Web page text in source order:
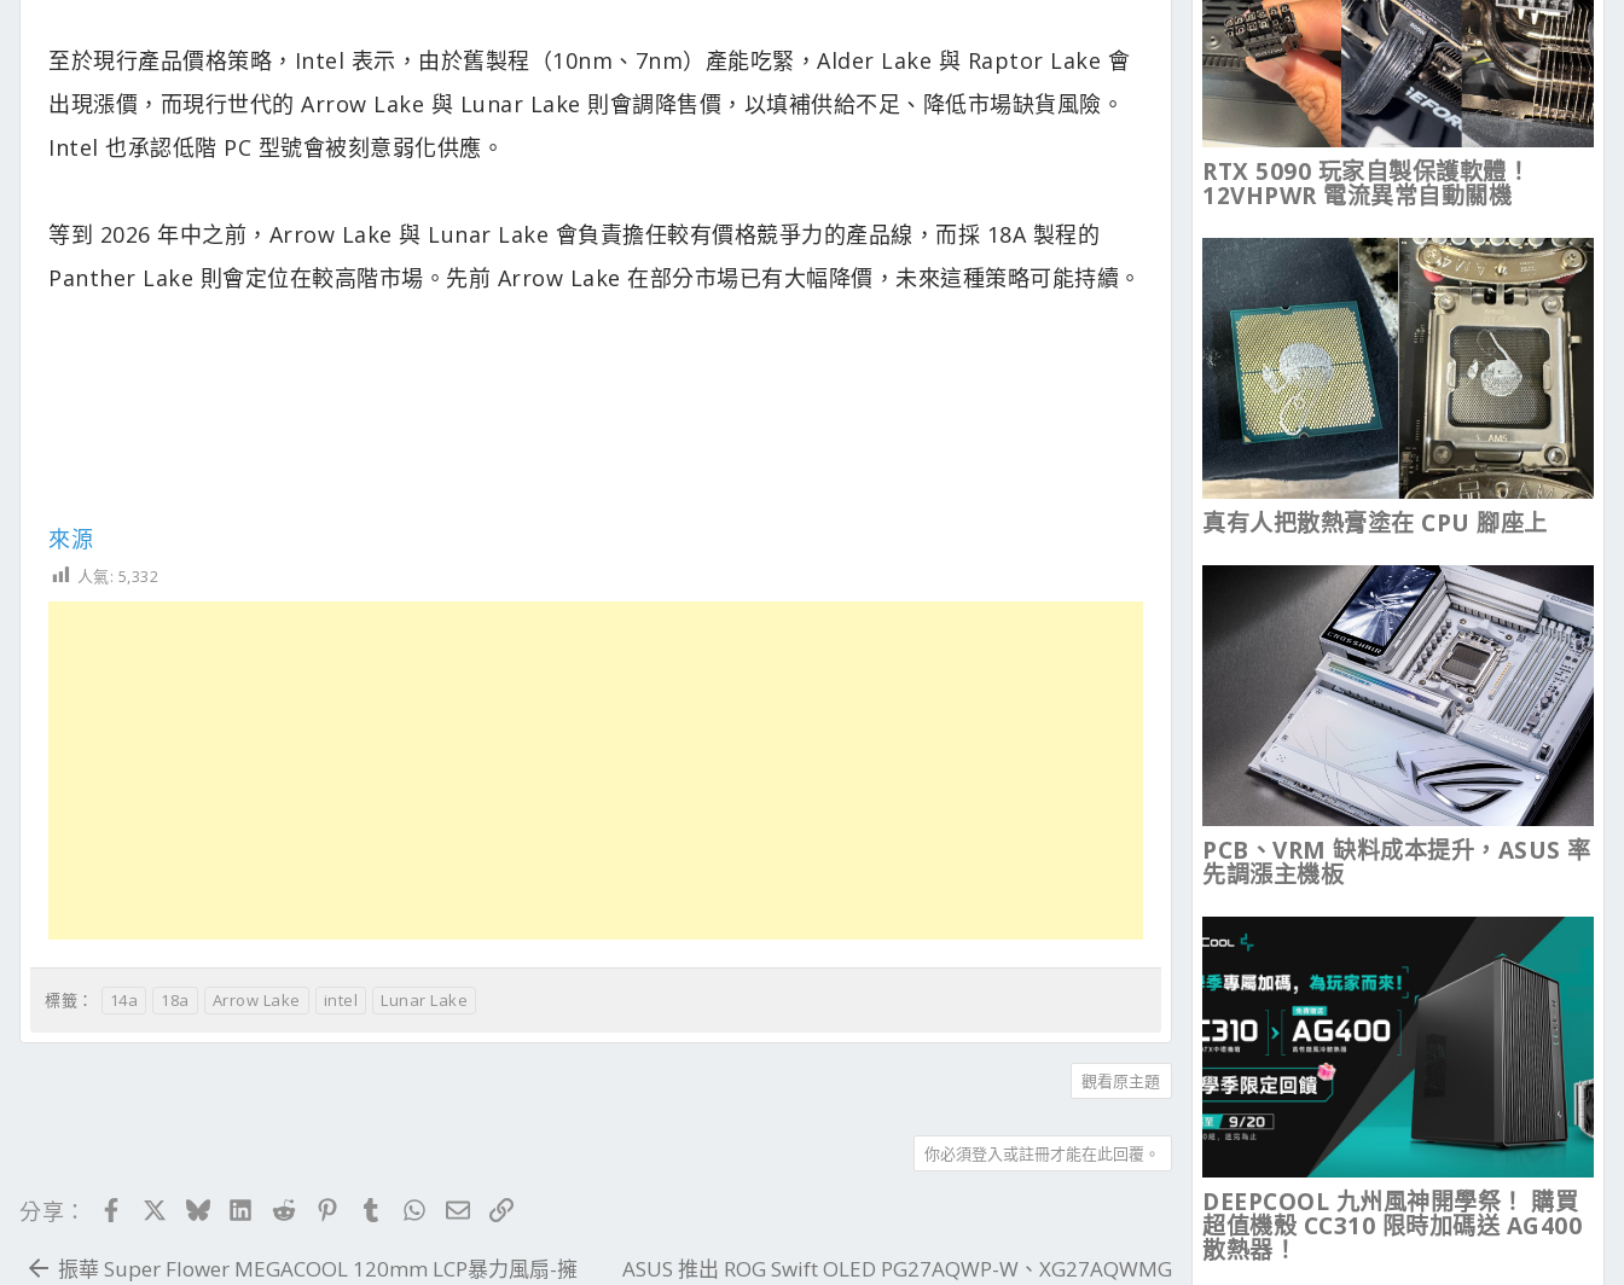
至於現行產品價格策略，Intel 表示，由於舊製程（10nm、7nm）產能吃緊，Alder Lake 與 Raptor Lake 會
出現漲價，而現行世代的 Arrow Lake 與 Lunar Lake 則會調降售價，以填補供給不足、降低市場缺貨風險。
Intel 也承認低階 PC 型號會被刻意弱化供應。
等到 2026 年中之前，Arrow Lake 與 Lunar Lake 會負責擔任較有價格競爭力的產品線，而採 18A 製程的
Panther Lake 則會定位在較高階市場。先前 Arrow Lake 在部分市場已有大幅降價，未來這種策略可能持續。
來源
人氣: 5,332
標籤： 14a 18a Arrow Lake intel Lunar Lake
觀看原主題
你必須登入或註冊才能在此回覆。
分享： FacebookBlueskyLinkedIn
RedditPinterestTumblrWhatsApp
電子郵件
連結
振華 Super Flower MEGACOOL 120mm LCP暴力風扇-擁 ASUS 推出 ROG Swift OLED PG27AQWP-W、XG27AQWMG
RTX 5090 玩家自製保護軟體！
12VHPWR 電流異常自動關機
真有人把散熱膏塗在 CPU 腳座上
PCB、VRM 缺料成本提升，ASUS 率
先調漲主機板
DEEPCOOL 九州風神開學祭！ 購買
超值機殼 CC310 限時加碼送 AG400
散熱器！